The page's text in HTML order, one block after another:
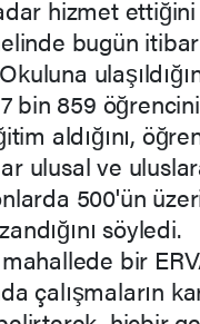
hizmet
bugün
bin 859
aldığını,
ulusal ve
500'ün
söyledi.
bir
çalışmaların